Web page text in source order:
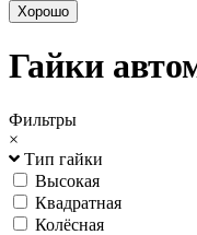
Хорошо
Гайки
Фильтры
×
Тип гайки
Высокая
Квадратная
Колёсная